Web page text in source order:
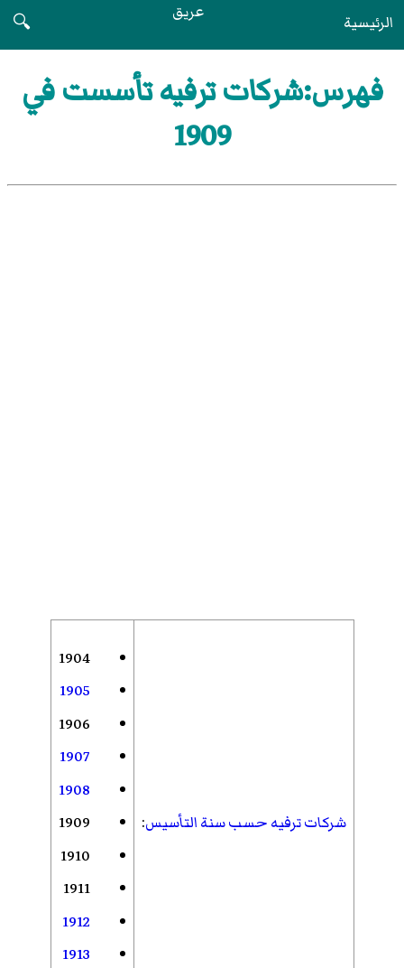
الرئيسية عريق
🔍
فهرس:شركات ترفيه تأسست في
1909
شركات ترفيه حسب سنة التأسيس:
1904
1905
1906
1907
1908
1909
1910
1911
1912
1913